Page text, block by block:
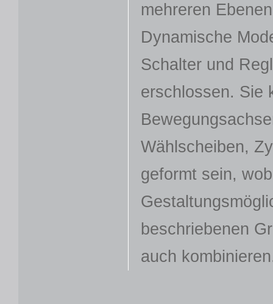
mehreren
Dynamische
Schalter und
erschlossen. Sie
Wählscheiben,
geformt sein,
beschriebenen
auch